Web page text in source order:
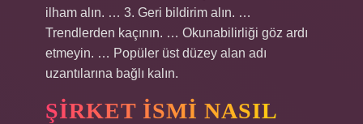
ilham alın. … 3. Geri bildirim alın. …
Trendlerden kaçının. … Okunabilirliği göz ardı
etmeyin. … Popüler üst düzey alan adı
uzantılarına bağlı kalın.
ŞIRKET ISMI NASIL